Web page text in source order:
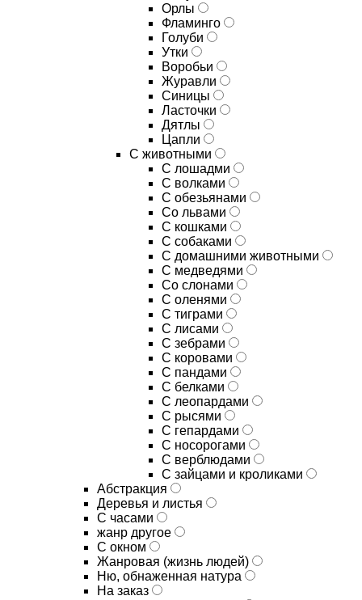
Орлы
Фламинго
Голуби
Утки
Воробьи
Журавли
Синицы
Ласточки
Дятлы
Цапли
С животными
С лошадми
С волками
С обезьянами
Со львами
С кошками
С собаками
С домашними животными
С медведями
Со слонами
С оленями
С тиграми
С лисами
С зебрами
С коровами
С пандами
С белками
С леопардами
С рысями
С гепардами
С носорогами
С верблюдами
С зайцами и кроликами
Абстракция
Деревья и листья
С часами
жанр другое
С окном
Жанровая (жизнь людей)
Ню, обнаженная натура
На заказ